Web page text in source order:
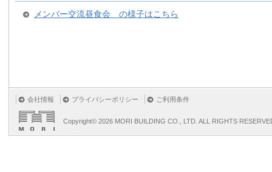
メンバー交流昼食会 の様子はこちら
会社情報 プライバシーポリシー ご利用条件
Copyright© 2026 MORI BUILDING CO., LTD. ALL RIGHTS